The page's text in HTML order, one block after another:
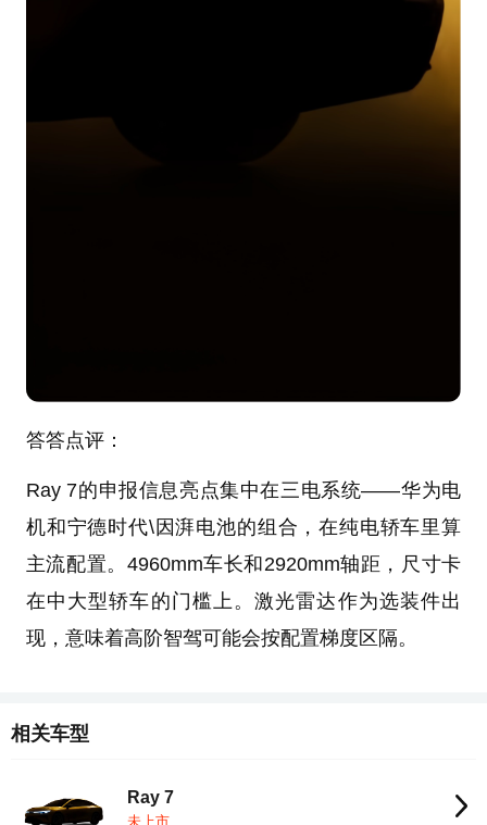
答答点评：
Ray 7的申报信息亮点集中在三电系统——华为电
机和宁德时代\因湃电池的组合，在纯电轿车里算
主流配置。4960mm车长和2920mm轴距，尺寸卡
在中大型轿车的门槛上。激光雷达作为选装件出
现，意味着高阶智驾可能会按配置梯度区隔。
相关车型
Ray 7
未上市